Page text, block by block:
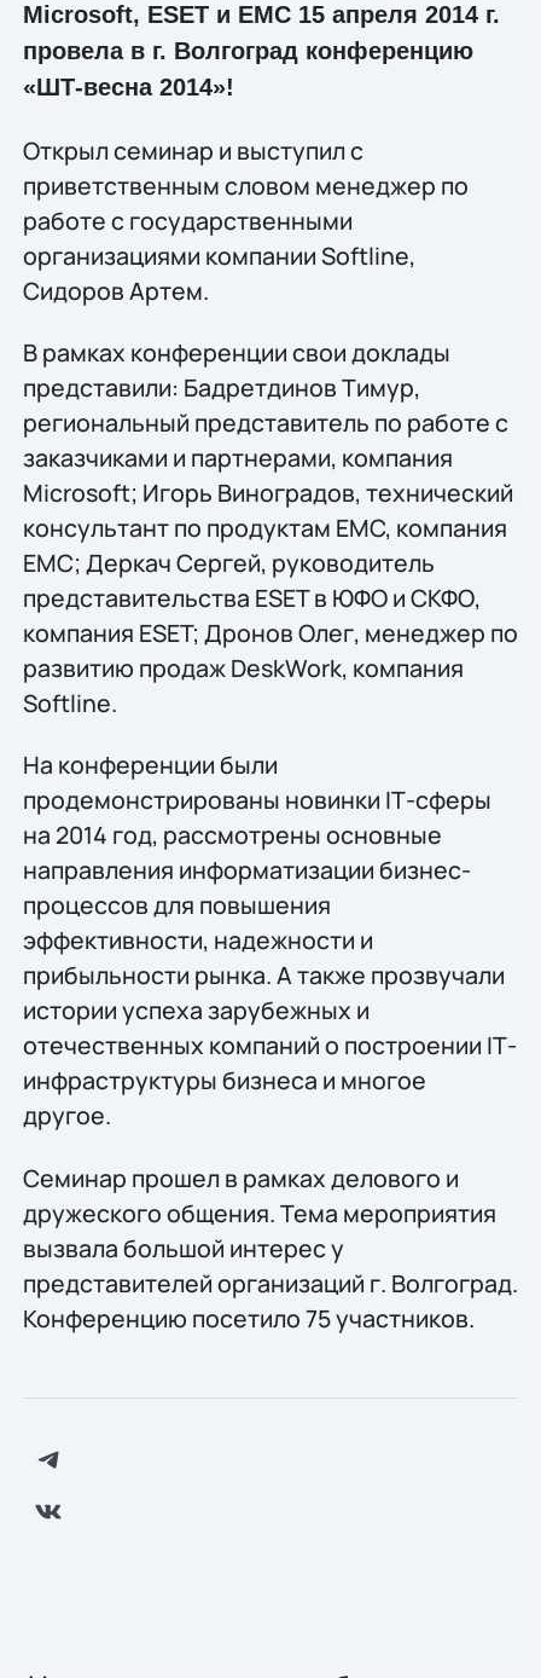
Microsoft, ESET и EMC 15 апреля 2014 г.
провела в г. Волгоград конференцию
«ШТ-весна 2014»!
Открыл семинар и выступил с
приветственным словом менеджер по
работе с государственными
организациями компании Softline,
Сидоров Артем.
В рамках конференции свои доклады
представили: Бадретдинов Тимур,
региональный представитель по работе с
заказчиками и партнерами, компания
Microsoft; Игорь Виноградов, технический
консультант по продуктам EMC, компания
EMC; Деркач Сергей, руководитель
представительства ESET в ЮФО и СКФО,
компания ESET; Дронов Олег, менеджер по
развитию продаж DeskWork, компания
Softline.
На конференции были
продемонстрированы новинки IТ-сферы
на 2014 год, рассмотрены основные
направления информатизации бизнес-
процессов для повышения
эффективности, надежности и
прибыльности рынка. А также прозвучали
истории успеха зарубежных и
отечественных компаний о построении IТ-
инфраструктуры бизнеса и многое
другое.
Семинар прошел в рамках делового и
дружеского общения. Тема мероприятия
вызвала большой интерес у
представителей организаций г. Волгоград.
Конференцию посетило 75 участников.